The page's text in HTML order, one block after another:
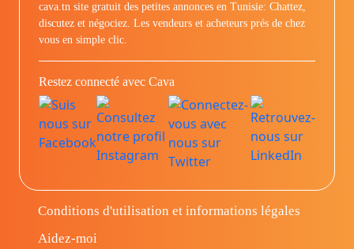
cava.tn site gratuit des petites annonces en Tunisie: Chattez,
discutez et négociez. Les vendeurs et acheteurs prés de chez
vous en simple clic.
Restez connecté avec Cava
Conditions d'utilisation et informations légales
Aidez-moi